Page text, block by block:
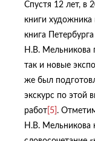
Спустя 12 лет, в
книги
книга
Н.В. Мельникова
так и новые
же был
экскурс по этой
работ [5] .
Н.В. Мельникова